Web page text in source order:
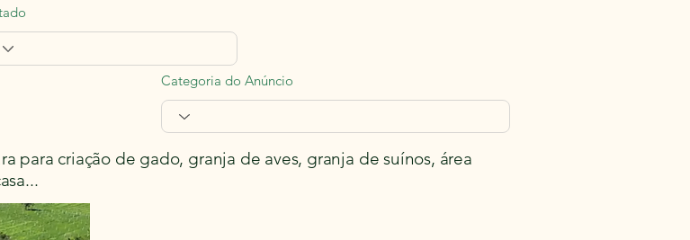
Categoria do Anúncio
para criação de gado, granja de aves, granja de suínos, área